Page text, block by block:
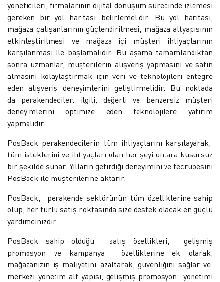
yöneticileri, firmalarının dijital dönüşüm sürecinde izlemesi
gereken bir yol haritası belirlemelidir. Bu yol haritası,
mağaza çalışanlarının güçlendirilmesi, mağaza altyapısının
etkinleştirilmesi ve mağaza içi müşteri ihtiyaçlarının
karşılanması ile başlamalıdır. Bu aşama tamamlandıktan
sonra uzmanlar, müşterilerin alışveriş yapmasını ve satın
almasını kolaylaştırmak için veri ve teknolojileri entegre
eden alışveriş deneyimlerini geliştirmelidir. Bu noktada
da perakendeciler; ilgili, değerli ve benzersiz müşteri
deneyimlerini optimize eden teknolojilere yatırım
yapmalıdır.
PosBack perakendecilerin tüm ihtiyaçlarını karşılayarak,
tüm isteklerini ve ihtiyaçları olan her şeyi onlara kusursuz
bir şekilde sunar. Yılların getirdiği deneyimini ve tecrübesini
PosBack ile müşterilerine aktarır.
PosBack, perakende sektörünün tüm özelliklerine sahip
olup, her türlü satış noktasında size destek olacak en güçlü
yardımcınızdır.
PosBack sahip olduğu satış özellikleri, gelişmiş
promosyon ve kampanya özelliklerine ek olarak,
mağazanızın iş maliyetini azaltarak, güvenliğini sağlar ve
merkezi yönetim alt yapısı, gelişmiş promosyon yönetimi